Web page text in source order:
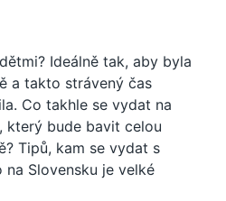
Ideálně tak, aby byla
a takto strávený čas
Co takhle se vydat na
který bude bavit celou
Tipů, kam se vydat s
Slovensku je velké